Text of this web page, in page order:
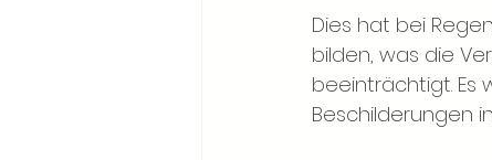
Dies hat bei
bilden, was die
beeinträchtigt. Es
Beschilderungen